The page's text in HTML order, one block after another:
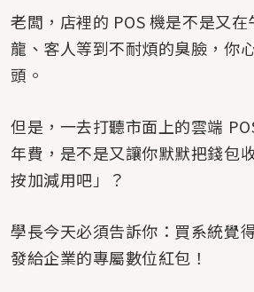
老闆，店裡的 POS 機是不是又
龍、客人等到不耐煩的臭臉，你
頭。
但是，一去打聽市面上的雲端
年費，是不是又讓你默默把錢包
按加減用吧」？
學長今天必須告訴你：買系統覺
發給企業的專屬數位紅包！